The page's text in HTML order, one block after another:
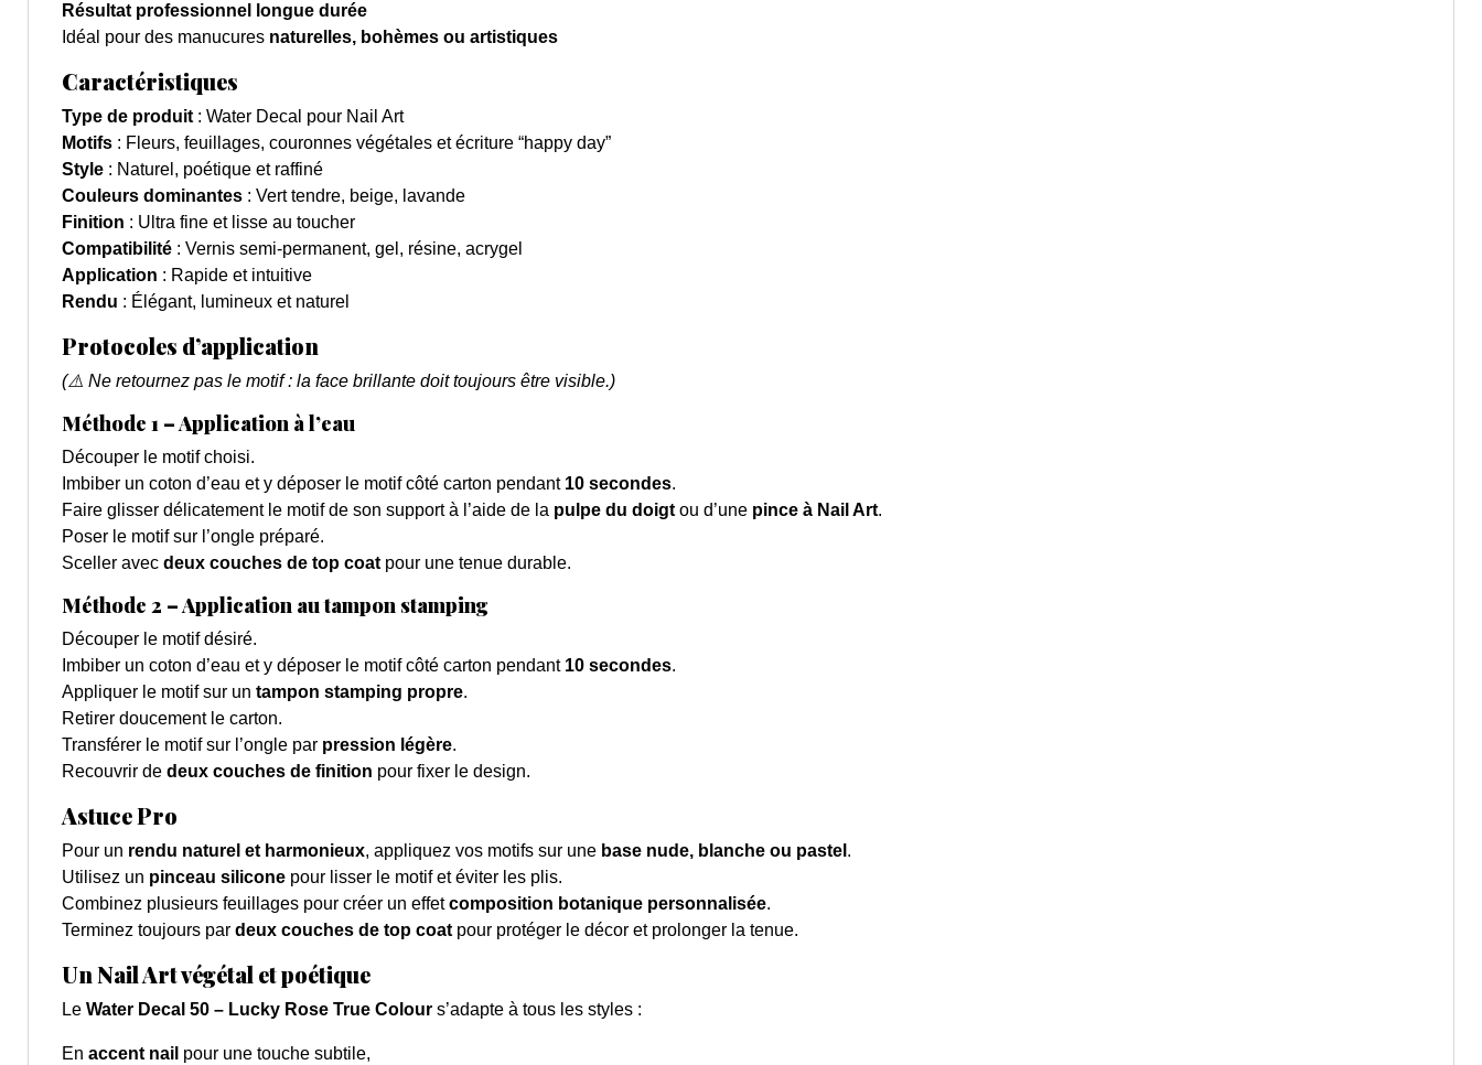
Résultat professionnel longue durée
Idéal pour des manucures naturelles, bohèmes ou artistiques
Caractéristiques
Type de produit: Water Decal pour Nail Art
Motifs : Fleurs, feuillages, couronnes végétales et écriture “happy day”
Style : Naturel, poétique et raffiné
Couleurs dominantes : Vert tendre, beige, lavande
Finition : Ultra fine et lisse au toucher
Compatibilité : Vernis semi-permanent, gel, résine, acrygel
Application : Rapide et intuitive
Rendu : Élégant, lumineux et naturel
Protocoles d’application
(⚠️ Ne retournez pas le motif : la face brillante doit toujours être visible.)
Méthode 1 – Application à l’eau
Découper le motif choisi.
Imbiber un coton d’eau et y déposer le motif côté carton pendant 10 secondes.
Faire glisser délicatement le motif de son support à l’aide de la pulpe du doigtou d’une pince à Nail Art.
Poser le motif sur l’ongle préparé.
Sceller avec deux couches de top coatpour une tenue durable.
Méthode 2 – Application au tampon stamping
Découper le motif désiré.
Imbiber un coton d’eau et y déposer le motif côté carton pendant 10 secondes.
Appliquer le motif sur un tampon stamping propre.
Retirer doucement le carton.
Transférer le motif sur l’ongle par pression légère.
Recouvrir de deux couches de finition pour fixer le design.
Astuce Pro
Pour un rendu naturel et harmonieux, appliquez vos motifs sur une base nude, blanche ou pastel .
Utilisez un pinceau silicone pour lisser le motif et éviter les plis.
Combinez plusieurs feuillages pour créer un effetcomposition botanique personnalisée.
Terminez toujours par deux couches de top coatpour protéger le décor et prolonger la tenue.
Un Nail Art végétal et poétique
Le Water Decal 50 – Lucky Rose True Colour s’adapte à tous les styles :
En accent nail pour une touche subtile,